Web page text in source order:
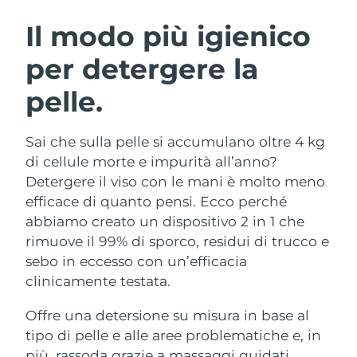
Il modo più igienico
per detergere la
pelle.
Sai che sulla pelle si accumulano oltre 4 kg
di cellule morte e impurità all’anno?
Detergere il viso con le mani è molto meno
efficace di quanto pensi. Ecco perché
abbiamo creato un dispositivo 2 in 1 che
rimuove il 99% di sporco, residui di trucco e
sebo in eccesso con un’efficacia
clinicamente testata.
Offre una detersione su misura in base al
tipo di pelle e alle aree problematiche e, in
Detersione viso
Anti-aging massage
LUNA™ 4 Plus
Massage, LED heating
LUNA™ 4 Men
Microcurrent toning
BEAR™ 2 go
Microcurrent toning on-the-go
BEAR™ 2 eyes & lips
Idratazione
UFO™ 3 pacchetto
Deep facial hydration
Near-infrared and red light therapy
device
Igiene orale
issa™ 4
Hybrid silicone sonic toothbrush
Smart hybrid silicone sonic toothbrush
TRATTAMENTI ANTI-AGE FAQ™
Anti-age Trattamenti LED
Austria Consegna stimata
Bahrein Consegna stimata
Belgio
Bermuda Consegna stimata 8/16/26
Bosnia ed
Erzegovina
Consegna stimata8/13/26
Brunei Consegna stimata 8/15/26
Bulgaria Consegna stimata
Cile Consegna stimata 8/14/26